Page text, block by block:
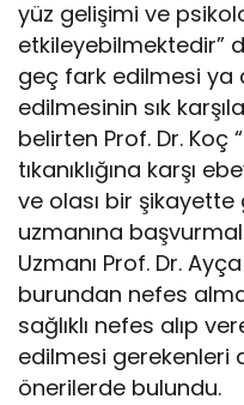
yüz gelişimi ve
etkileyebilmektedir”
geç fark edilmesi ya
edilmesinin sık
belirten Prof. Dr. Koç
tıkanıklığına karşı
ve olası bir
uzmanına
Uzmanı Prof. Dr.
burundan nefes
sağlıklı nefes alıp
edilmesi gerekenleri
önerilerde bulundu.